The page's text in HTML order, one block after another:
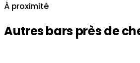
À proximité
Autres bars près de